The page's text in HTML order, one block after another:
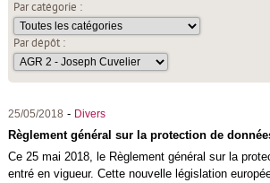
Par catégorie :
Par dépôt :
25/05/2018 - Divers
Règlement général sur la protection de
Ce 25 mai 2018, le Règlement général sur la
entré en vigueur. Cette nouvelle législation